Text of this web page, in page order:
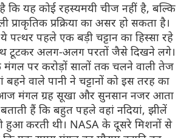
है कि यह कोई रहस्यमयी चीज नहीं है, बल्कि
प्राकृतिक प्रक्रिया का असर हो सकता है।
पत्थर पहले एक बड़ी चट्टान का हिस्सा रहे
टूटकर अलग-अलग परतों जैसे दिखने लगे।
मंगल पर करोड़ों सालों तक चलने वाली तेज
वाले पानी ने चट्टानों को इस तरह का
आज मंगल ग्रह सूखा और सुनसान नजर आता
हैं कि बहुत पहले वहां नदियां, झीलें
हुआ करती थी। NASA के दूसरे मिशनों से